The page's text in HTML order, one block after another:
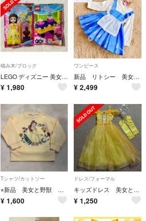
積み木/ブロック
LEGO ディズニー 美女と野獣 ベル＆ポット夫人チップ 2点セット
¥ 1,980
ワンピース
新品 リトシー 美女と野獣 ベル なりきり ワンピース 110 チュール
¥ 2,499
Tシャツ/カットソー
⭐︎新品 美女と野獣 トレーナー ベル 裏起毛 イエロー 黄色 100
¥ 1,600
ドレス/フォーマル
キッズドレス 美女と野獣 ベル ティアラ２個セット サイズ120
¥ 1,250